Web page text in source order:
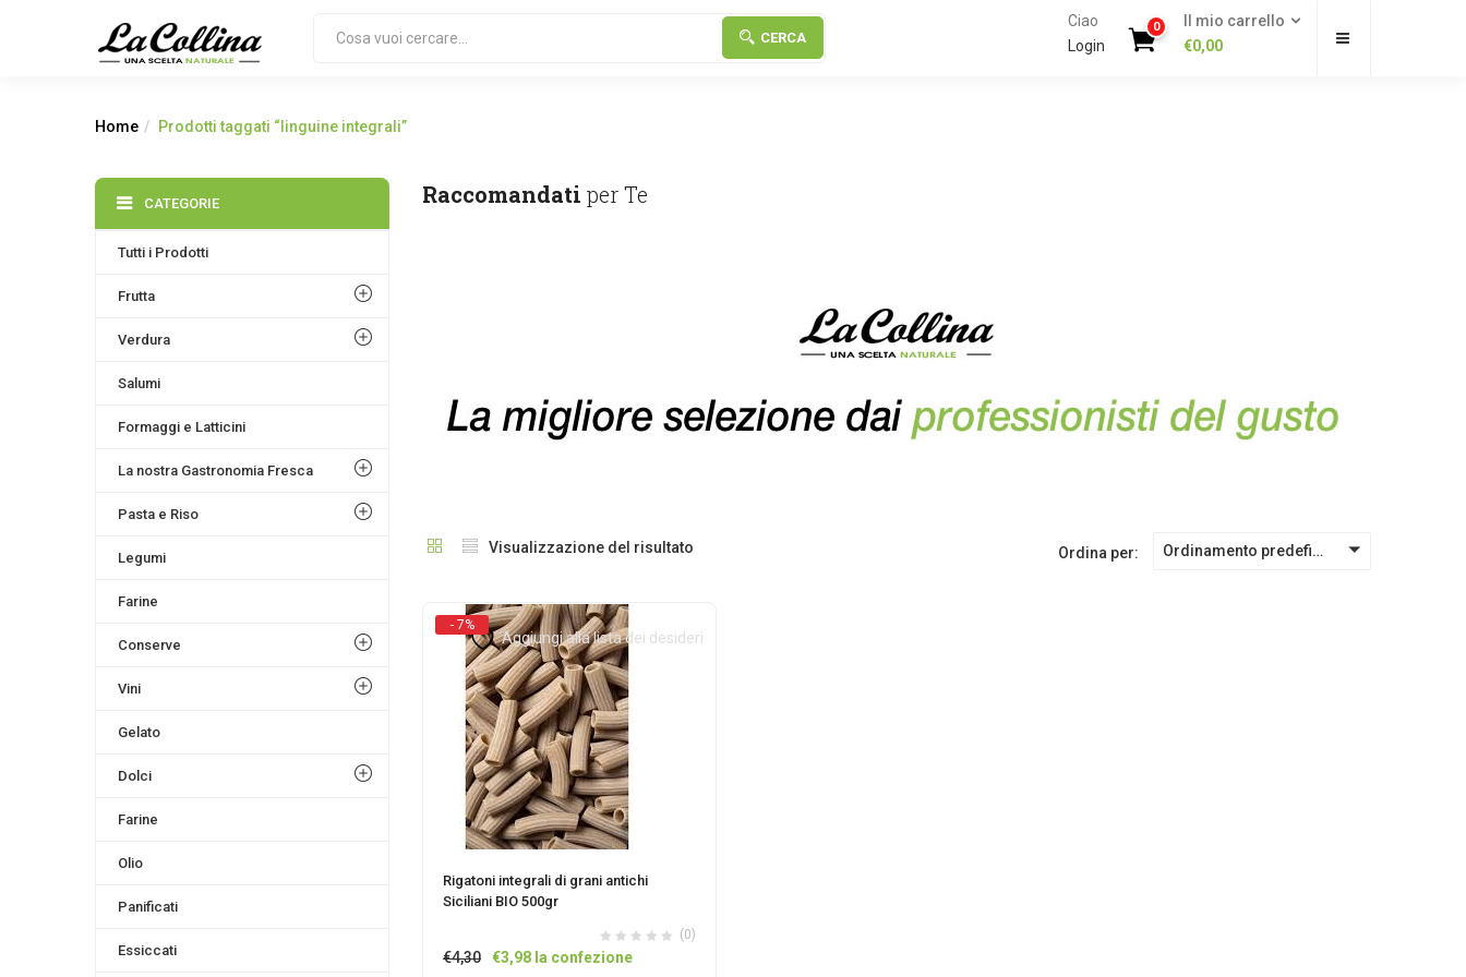
CERCA
Ciao
Login
0
Il mio carrello
€0,00
Home Prodotti taggati “linguine integrali”
Raccomandati per Te
Visualizzazione del risultato Ordina per: Ordinamento predefinito
- 7%
Aggiungi alla lista dei desideri
Rigatoni integrali di grani antichi
Siciliani BIO 500gr
(0)
€4,30
Il
€3,98Illa confezione
CATEGORIE
Tutti i Prodotti
Frutta
Verdura
Salumi
Formaggi e Latticini
La nostra Gastronomia Fresca
Pasta e Riso
Legumi
Farine
Conserve
Vini
Gelato
Dolci
Farine
Olio
Panificati
Essiccati